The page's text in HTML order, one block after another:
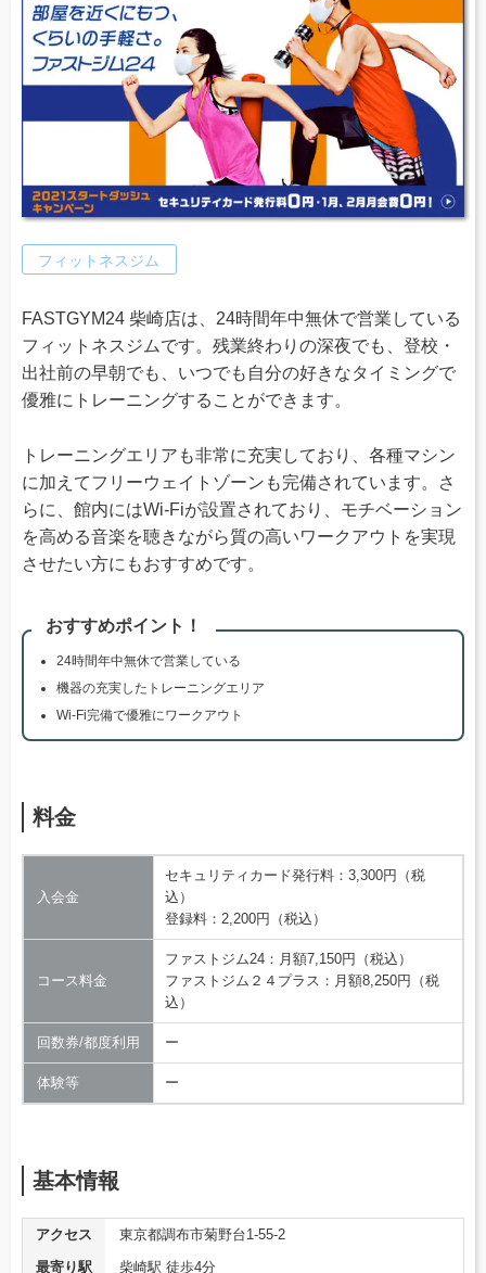
フィットネスジム
FASTGYM24 柴崎店は、24時間年中無休で営業している
フィットネスジムです。残業終わりの深夜でも、登校・
出社前の早朝でも、いつでも自分の好きなタイミングで
優雅にトレーニングすることができます。
トレーニングエリアも非常に充実しており、各種マシン
に加えてフリーウェイトゾーンも完備されています。さ
らに、館内にはWi-Fiが設置されており、モチベーション
を高める音楽を聴きながら質の高いワークアウトを実現
させたい方にもおすすめです。
おすすめポイント！
24時間年中無休で営業している
機器の充実したトレーニングエリア
Wi-Fi完備で優雅にワークアウト
料金
入会金
セキュリティカード発行料：3,300円（税
込）
登録料：2,200円（税込）
コース料金
ファストジム24：月額7,150円（税込）
ファストジム２４プラス：月額8,250円（税
込）
回数券/都度利用 ー
体験等 ー
基本情報
アクセス
東京都調布市菊野台1-55-2
最寄り駅
柴崎駅 徒歩4分